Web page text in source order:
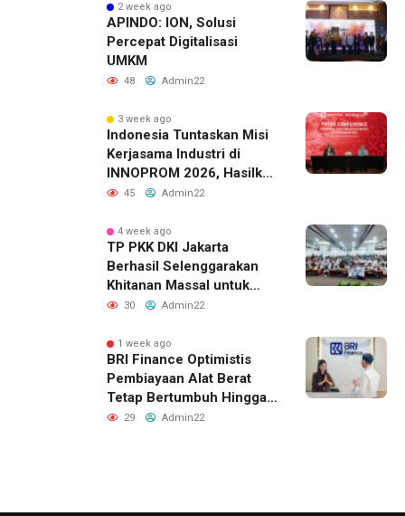
2 week ago
APINDO: ION, Solusi
Percepat Digitalisasi
UMKM
48 Admin22
3 week ago
Indonesia Tuntaskan Misi
Kerjasama Industri di
INNOPROM 2026, Hasilkan
Belasan Kerja Sama
45 Admin22
4 week ago
TP PKK DKI Jakarta
Berhasil Selenggarakan
Khitanan Massal untuk
Lebih dari 2.000 Anak:
Raih Penghargaan MURI
30 Admin22
1 week ago
BRI Finance Optimistis
Pembiayaan Alat Berat
Tetap Bertumbuh Hingga
Akhir 2026
29 Admin22